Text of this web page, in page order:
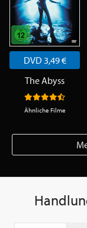
DVD 3,49 €
The Abyss
Ähnliche Filme